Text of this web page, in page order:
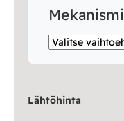
Lähtöhinta